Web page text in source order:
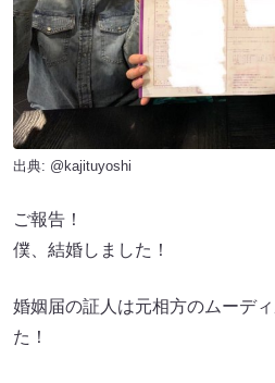
出典: @kajituyoshi
ご報告！
僕、結婚しました！
婚姻届の証人は元相方のムーデ
た！